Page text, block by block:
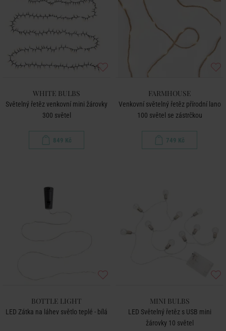
WHITE BULBS
Světelný řetěz venkovní mini žárovky
300 světel
849 Kč
FARMHOUSE
Venkovní světelný řetěz přírodní lano
100 světel se zástrčkou
749 Kč
BOTTLE LIGHT
LED Zátka na láhev světlo teplé - bílá
MINI BULBS
LED Světelný řetěz s USB mini
žárovky 10 světel